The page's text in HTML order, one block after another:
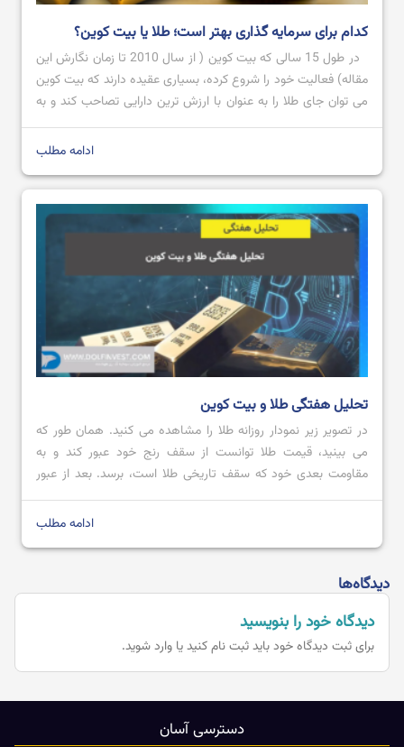
کدام برای سرمایه گذاری بهتر است؛ طلا یا بیت کوین؟
در طول 15 سالی که بیت کوین ( از سال 2010 تا زمان نگارش این
مقاله) فعالیت خود را شروع کرده، بسیاری عقیده دارند که بیت کوین
می توان جای طلا را به عنوان با ارزش ترین دارایی تصاحب کند و به
عنوان طلای دیجیتال شناخته شود؛ اما تاکنون که چنین اتفاقی
ادامه مطلب
تحلیل هفتگی طلا و بیت کوین
در تصویر زیر نمودار روزانه طلا را مشاهده می کنید. همان طور که
می بینید، قیمت طلا توانست از سقف رنج خود عبور کند و به
مقاومت بعدی خود که سقف تاریخی طلا است، برسد. بعد از عبور
قیمت از محدوده مقاومتی 2728.80 تا 2711.57 با کندل صعودی
ادامه مطلب
دیدگاه‌ها
دیدگاه خود را بنویسید
برای ثبت دیدگاه خود بایدثبت نام کنید یا وارد شوید.
دسترسی آسان